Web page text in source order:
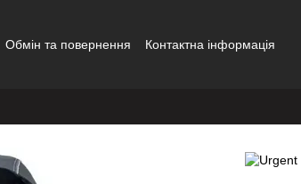
Обмін та повернення
Контактна інформація